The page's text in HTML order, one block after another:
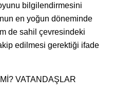
bilgilendirmesini
en yoğun döneminde
de sahil çevresindeki
edilmesi gerektiği ifade
VATANDAŞLAR